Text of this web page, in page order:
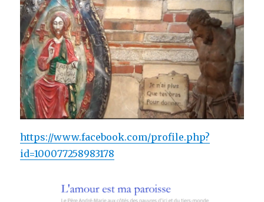
https://www.facebook.com/profile.php?
id=100077258983178